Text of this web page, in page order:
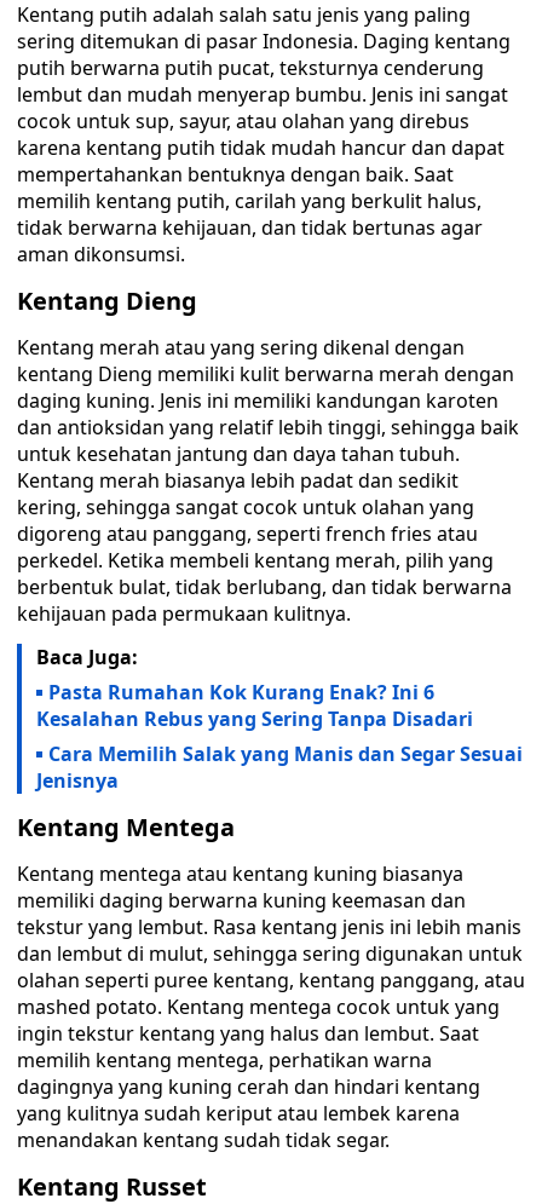
Kentang putih adalah salah satu jenis yang paling
sering ditemukan di pasar Indonesia. Daging kentang
putih berwarna putih pucat, teksturnya cenderung
lembut dan mudah menyerap bumbu. Jenis ini sangat
cocok untuk sup, sayur, atau olahan yang direbus
karena kentang putih tidak mudah hancur dan dapat
mempertahankan bentuknya dengan baik. Saat
memilih kentang putih, carilah yang berkulit halus,
tidak berwarna kehijauan, dan tidak bertunas agar
aman dikonsumsi.
Kentang Dieng
Kentang merah atau yang sering dikenal dengan
kentang Dieng memiliki kulit berwarna merah dengan
daging kuning. Jenis ini memiliki kandungan karoten
dan antioksidan yang relatif lebih tinggi, sehingga baik
untuk kesehatan jantung dan daya tahan tubuh.
Kentang merah biasanya lebih padat dan sedikit
kering, sehingga sangat cocok untuk olahan yang
digoreng atau panggang, seperti french fries atau
perkedel. Ketika membeli kentang merah, pilih yang
berbentuk bulat, tidak berlubang, dan tidak berwarna
kehijauan pada permukaan kulitnya.
Baca Juga:
Pasta Rumahan Kok Kurang Enak? Ini 6
Kesalahan Rebus yang Sering Tanpa Disadari
Cara Memilih Salak yang Manis dan Segar Sesuai
Jenisnya
Kentang Mentega
Kentang mentega atau kentang kuning biasanya
memiliki daging berwarna kuning keemasan dan
tekstur yang lembut. Rasa kentang jenis ini lebih manis
dan lembut di mulut, sehingga sering digunakan untuk
olahan seperti puree kentang, kentang panggang, atau
mashed potato. Kentang mentega cocok untuk yang
ingin tekstur kentang yang halus dan lembut. Saat
memilih kentang mentega, perhatikan warna
dagingnya yang kuning cerah dan hindari kentang
yang kulitnya sudah keriput atau lembek karena
menandakan kentang sudah tidak segar.
Kentang Russet